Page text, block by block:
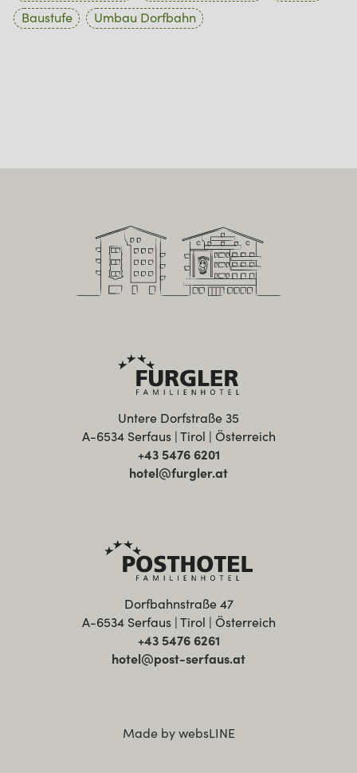
Baustufe
Umbau Dorfbahn
Untere Dorfstraße 35
A-6534 Serfaus | Tirol | Österreich
+43 5476 6201
hotel@furgler.at
Made by websLINE
Dorfbahnstraße 47
A-6534 Serfaus | Tirol | Österreich
+43 5476 6261
hotel@post-serfaus.at